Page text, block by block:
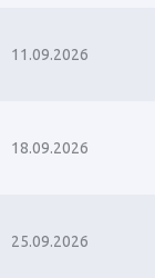
11.09.2026
18.09.2026
25.09.2026